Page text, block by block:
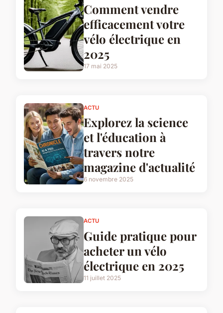
Comment vendre
efficacement votre
vélo électrique en
2025
17 mai 2025
ACTU
Explorez la science
et l'éducation à
travers notre
magazine d'actualité
6 novembre 2025
ACTU
Guide pratique pour
acheter un vélo
électrique en 2025
11 juillet 2025